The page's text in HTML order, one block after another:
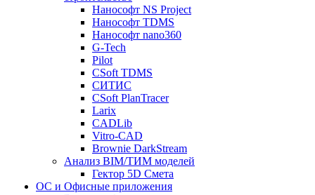
Нанософт NS Project
Нанософт TDMS
Нанософт nano360
G-Tech
Pilot
CSoft TDMS
СИТИС
CSoft PlanTracer
Larix
CADLib
Vitro-CAD
Brownie DarkStream
Анализ BIM/ТИМ моделей
Гектор 5D Смета
ОС и Офисные приложения